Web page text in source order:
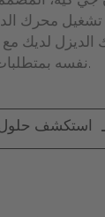
تشغيل محرك
لديك مع
نفسه بمتطلبات لوائح الانبعاثات.
استكشف حلول